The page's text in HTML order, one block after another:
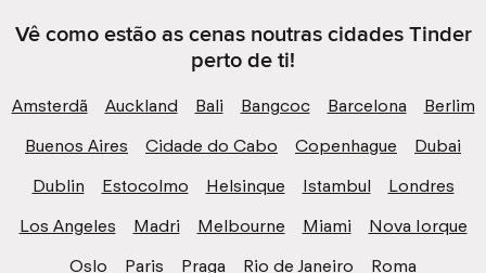
Vê como estão as cenas noutras cidades Tinder
perto de ti!
Amsterdã Auckland Bali Bangcoc Barcelona
Berlim
Buenos Aires
Cidade do Cabo Copenhague
Dubai
Dublin
Estocolmo Helsinque Istambul
Londres
Los Angeles
Madri Melbourne Miami
Nova Iorque
Oslo
Paris Praga Rio de Janeiro
Roma